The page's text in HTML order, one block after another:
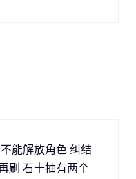
能解放角色 纠结
刷 石十抽有两个